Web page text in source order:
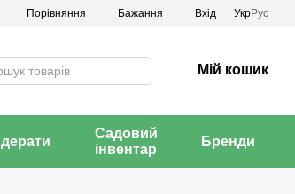
Порівняння Бажання Вхід УкрРус
Мій кошик
Садовий
інвентар
Бренди